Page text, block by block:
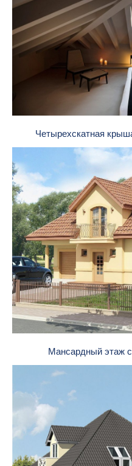
Четырехскатная
Мансардный этаж